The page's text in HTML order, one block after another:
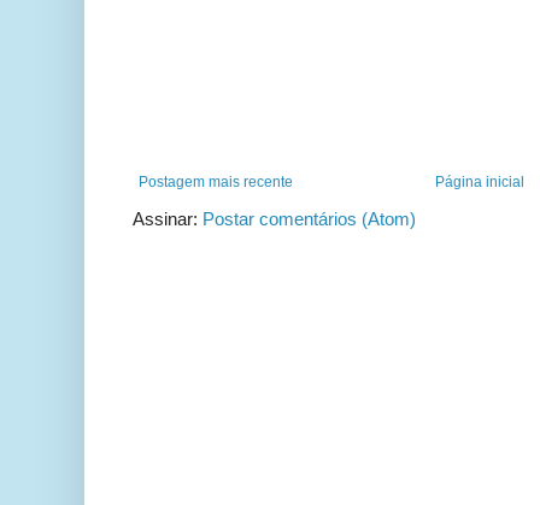
Postagem mais recente Página inicial
Assinar: Postar comentários (Atom)